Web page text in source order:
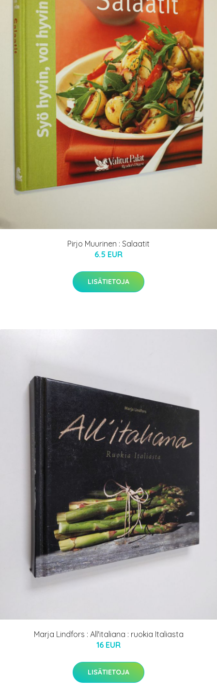
Pirjo Muurinen : Salaatit
6.5 EUR
LISÄTIETOJA
Marja Lindfors : All'italiana : ruokia Italiasta
16 EUR
LISÄTIETOJA